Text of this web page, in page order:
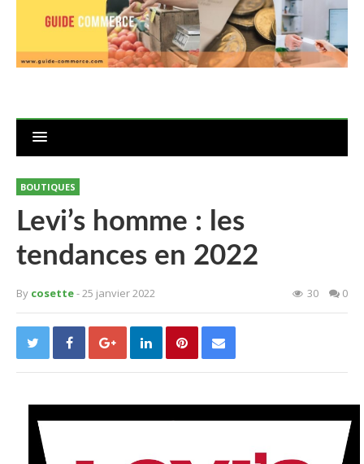
BOUTIQUES
Levi’s homme : les
tendances en 2022
By cosette- 25 janvier 2022 30 0